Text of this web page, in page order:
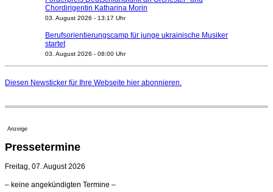
Chordirigentin Katharina Morin
03. August 2026 - 13:17 Uhr
Berufsorientierungscamp für junge ukrainische Musiker
startet
03. August 2026 - 08:00 Uhr
Nationaltheater Mannheim
Regensburger Generalmusikdirektor Stefan Veselka
Kammerorchester Heilbronn: Chefdirigent Risto Joost
verlängert bis 2030
Ensemblemitglieder
Diesen Newsticker für Ihre Webseite hier abonnieren.
Anzeige
Pressetermine
Freitag, 07. August 2026
– keine angekündigten Termine –